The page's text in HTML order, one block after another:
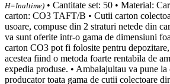
H=Inaltime) • Cantitate set: 50 • Material:
carton: CO3 TAFT/B • Cutii carton
usoare, compuse din 2 straturi netede din
va sunt oferite intr-o gama de dimensiuni
carton CO3 pot fi folosite pentru
acestea fiind o metoda foarte rentabila de
expedia produse. • Ambalajultau va pune la
producator toata gama de cutii colectoare